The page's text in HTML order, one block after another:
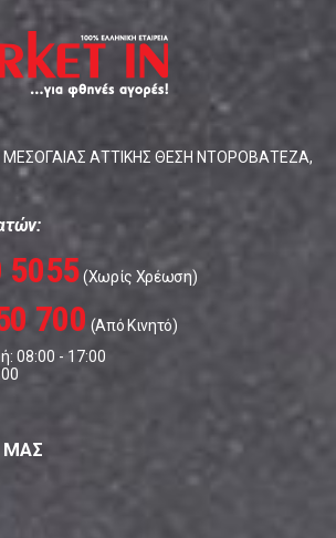
ΑΤΤΙΚΗΣ ΘΕΣΗ ΝΤΟΡΟΒΑΤΕΖΑ,
5055(Χωρίς Χρέωση)
700 (Από Κινητό)
08:00 - 17:00
ΜΑΣ